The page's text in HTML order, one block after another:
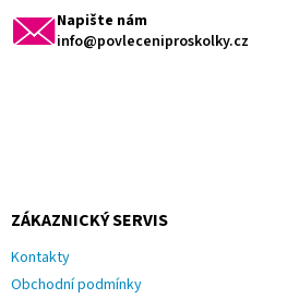
Napište nám
info@povleceniproskolky.cz
ZÁKAZNICKÝ SERVIS
Kontakty
Obchodní podmínky